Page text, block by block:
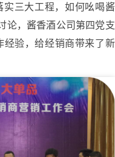
三大工程，如何吆喝酱
论，酱香酒公司第四党支
经验，给经销商带来了新